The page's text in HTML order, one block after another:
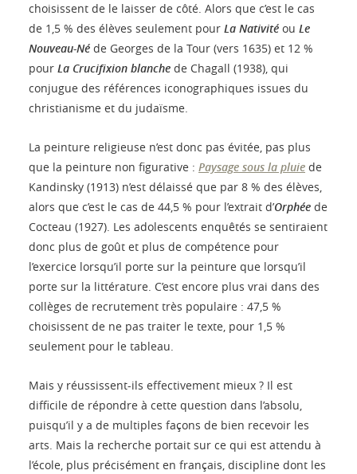
choisissent de le laisser de côté. Alors que c’est le cas
de 1,5 % des élèves seulement pour La Nativité ou Le
Nouveau-Né de Georges de la Tour (vers 1635) et 12 %
pour La Crucifixion blanche de Chagall (1938), qui
conjugue des références iconographiques issues du
christianisme et du judaïsme.
La peinture religieuse n’est donc pas évitée, pas plus
que la peinture non figurative : Paysage sous la pluie de
Kandinsky (1913) n’est délaissé que par 8 % des élèves,
alors que c’est le cas de 44,5 % pour l’extrait d’Orphée de
Cocteau (1927). Les adolescents enquêtés se sentiraient
donc plus de goût et plus de compétence pour
l’exercice lorsqu’il porte sur la peinture que lorsqu’il
porte sur la littérature. C’est encore plus vrai dans des
collèges de recrutement très populaire : 47,5 %
choisissent de ne pas traiter le texte, pour 1,5 %
seulement pour le tableau.
Mais y réussissent-ils effectivement mieux ? Il est
difficile de répondre à cette question dans l’absolu,
puisqu’il y a de multiples façons de bien recevoir les
arts. Mais la recherche portait sur ce qui est attendu à
l’école, plus précisément en français, discipline dont les